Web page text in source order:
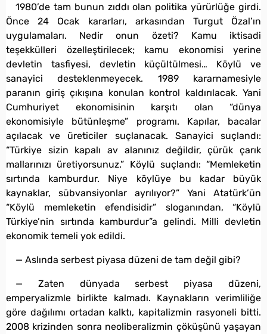
1980’de tam bunun zıddı olan politika yürürlüğe girdi.
Önce 24 Ocak kararları, arkasından Turgut Özal’ın
uygulamaları. Nedir onun özeti? Kamu iktisadi
teşekkülleri özelleştirilecek; kamu ekonomisi yerine
devletin tasfiyesi, devletin küçültülmesi… Köylü ve
sanayici desteklenmeyecek. 1989 kararnamesiyle
paranın giriş çıkışına konulan kontrol kaldırılacak. Yani
Cumhuriyet ekonomisinin karşıtı olan “dünya
ekonomisiyle bütünleşme” programı. Kapılar, bacalar
açılacak ve üreticiler suçlanacak. Sanayici suçlandı:
“Türkiye sizin kapalı av alanınız değildir, çürük çarık
mallarınızı üretiyorsunuz.” Köylü suçlandı: “Memleketin
sırtında kamburdur. Niye köylüye bu kadar büyük
kaynaklar, sübvansiyonlar ayrılıyor?” Yani Atatürk’ün
“Köylü memleketin efendisidir” sloganından, “Köylü
Türkiye’nin sırtında kamburdur”a gelindi. Milli devletin
ekonomik temeli yok edildi.
— Aslında serbest piyasa düzeni de tam değil gibi?
— Zaten dünyada serbest piyasa düzeni,
emperyalizmle birlikte kalmadı. Kaynakların verimliliğe
göre dağılımı ortadan kalktı, kapitalizmin rasyoneli bitti.
2008 krizinden sonra neoliberalizmin çöküşünü yaşayan